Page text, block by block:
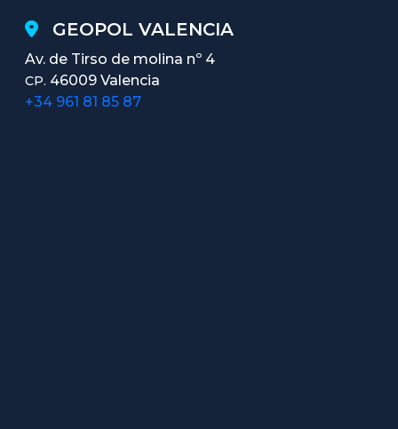
GEOPOL VALENCIA
Av. de Tirso de molina nº 4
CP. 46009 Valencia
+34 961 81 85 87